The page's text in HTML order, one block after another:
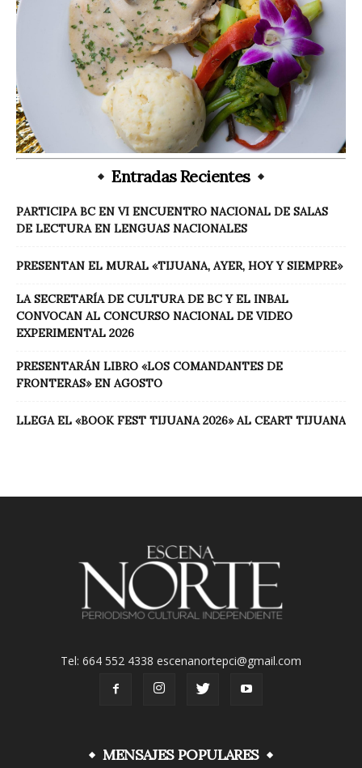
Entradas Recientes
PARTICIPA BC EN VI ENCUENTRO NACIONAL DE SALAS
DE LECTURA EN LENGUAS NACIONALES
PRESENTAN EL MURAL «TIJUANA, AYER, HOY Y SIEMPRE»
LA SECRETARÍA DE CULTURA DE BC Y EL INBAL
CONVOCAN AL CONCURSO NACIONAL DE VIDEO
EXPERIMENTAL 2026
PRESENTARÁN LIBRO «LOS COMANDANTES DE
FRONTERAS» EN AGOSTO
LLEGA EL «BOOK FEST TIJUANA 2026» AL CEART TIJUANA
Tel: 664 552 4338 escenanortepci@gmail.com
MENSAJES POPULARES